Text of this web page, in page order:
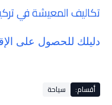
تكاليف المعيشة في
دليلك للحصول على
أقسام: سياحة